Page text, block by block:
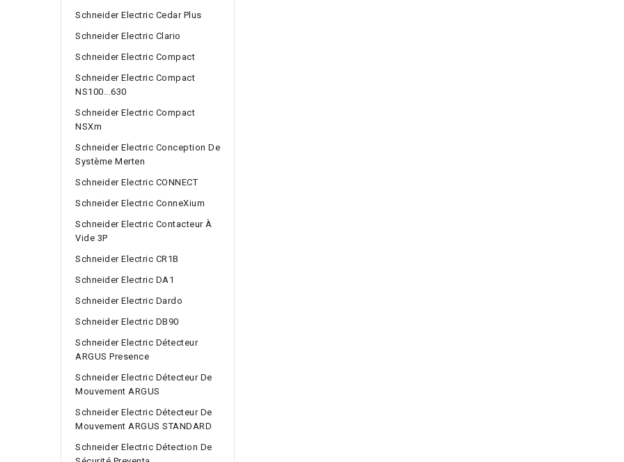
Schneider Electric Cedar Plus
Schneider Electric Clario
Schneider Electric Compact
Schneider Electric Compact
NS100...630
Schneider Electric Compact
NSXm
Schneider Electric Conception De
Système Merten
Schneider Electric CONNECT
Schneider Electric ConneXium
Schneider Electric Contacteur À
Vide 3P
Schneider Electric CR1B
Schneider Electric DA1
Schneider Electric Dardo
Schneider Electric DB90
Schneider Electric Détecteur
ARGUS Presence
Schneider Electric Détecteur De
Mouvement ARGUS
Schneider Electric Détecteur De
Mouvement ARGUS STANDARD
Schneider Electric Détection De